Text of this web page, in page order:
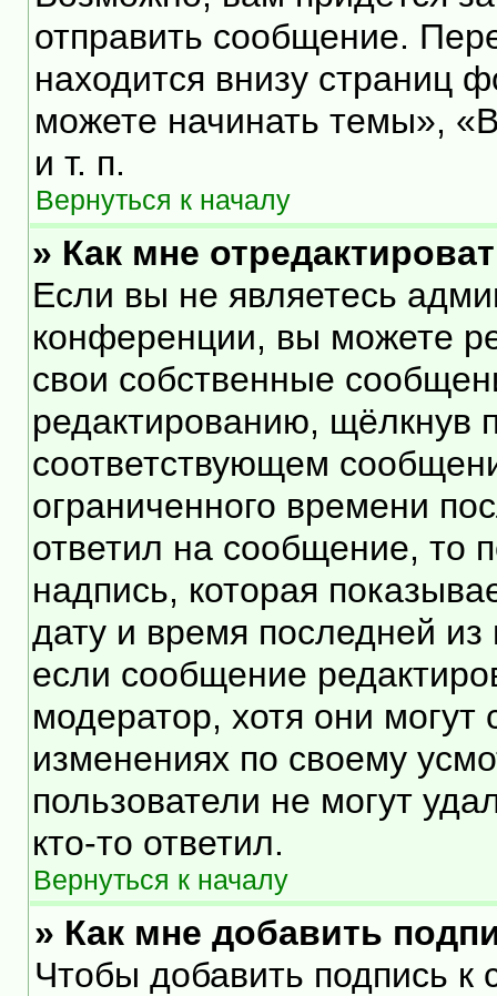
отправить сообщение.
находится внизу
можете начинать темы»,
и т. п.
Вернуться к началу
» Как мне
Если вы не являетесь
конференции, вы можете
свои собственные
редактированию, щёлкнув
соответствующем
ограниченного времени
ответил на сообщение, то
надпись, которая
дату и время последней
если сообщение
модератор, хотя они
изменениях по своему
пользователи не могут
кто-то ответил.
Вернуться к началу
» Как мне добавить
Чтобы добавить подпись